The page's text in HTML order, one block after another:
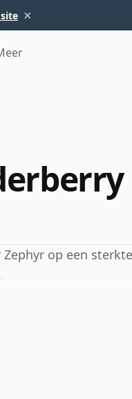
×
op een